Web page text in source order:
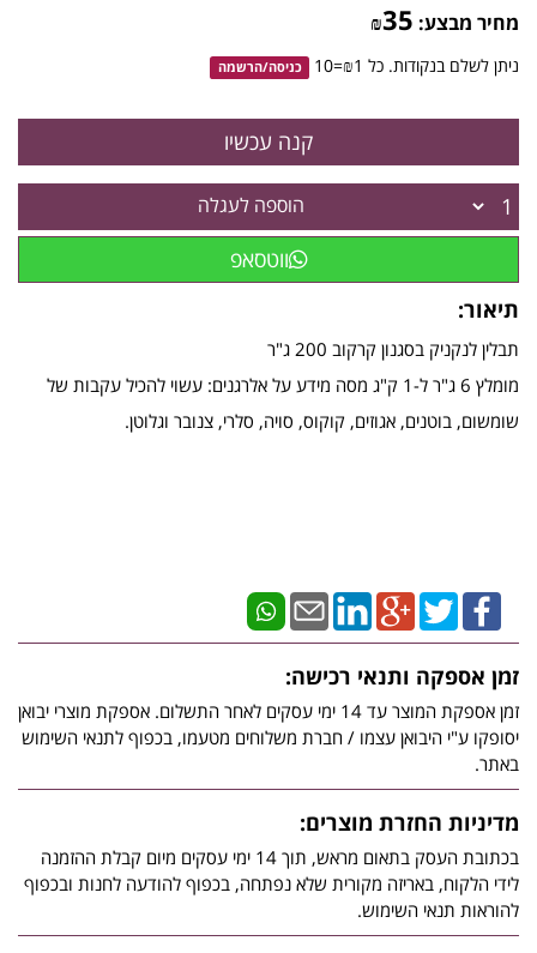
מחיר מבצע: ₪35
ניתן לשלם בנקודות. כל ₪1=10 כניסה/הרשמה
הוספה לעגלה
ווטסאפ
תיאור:
תבלין לנקניק בסגנון קרקוב 200 ג"ר
מומלץ 6 ג"ר ל-1 ק"ג מסה מידע על אלרגנים: עשוי להכיל עקבות של
שומשום, בוטנים, אגוזים, קוקוס, סויה, סלרי, צנובר וגלוטן.
זמן אספקה ותנאי רכישה:
זמן אספקת המוצר עד 14 ימי עסקים לאחר התשלום. אספקת מוצרי יבואן
יסופקו ע"י היבואן עצמו / חברת משלוחים מטעמו, בכפוף לתנאי השימוש
באתר.
מדיניות החזרת מוצרים:
בכתובת העסק בתאום מראש, תוך 14 ימי עסקים מיום קבלת ההזמנה
לידי הלקוח, באריזה מקורית שלא נפתחה, בכפוף להודעה לחנות ובכפוף
להוראות תנאי השימוש.